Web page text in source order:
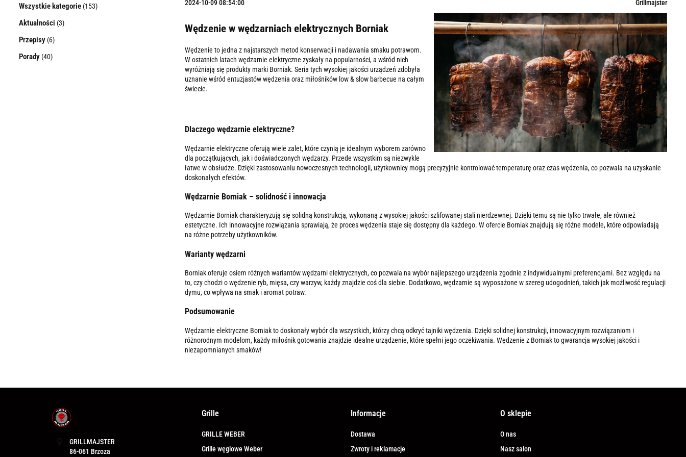
Wszystkie kategorie (153)
Aktualności (3)
Przepisy (6)
Porady (40)
2024-10-09 08:54:00 Grillmajster
Wędzenie w wędzarniach elektrycznych Borniak
Wędzenie to jedna z najstarszych metod konserwacji i nadawania smaku potrawom.
W ostatnich latach wędzarnie elektryczne zyskały na popularności, a wśród nich
wyróżniają się produkty marki Borniak. Seria tych wysokiej jakości urządzeń zdobyła
uznanie wśród entuzjastów wędzenia oraz miłośników low & slow barbecue na całym
świecie.
Dlaczego wędzarnie elektryczne?
Wędzarnie elektryczne oferują wiele zalet, które czynią je idealnym wyborem zarówno
dla początkujących, jak i doświadczonych wędzarzy. Przede wszystkim są niezwykle
łatwe w obsłudze. Dzięki zastosowaniu nowoczesnych technologii, użytkownicy mogą precyzyjnie kontrolować temperaturę oraz czas wędzenia, co pozwala na uzyskanie
doskonałych efektów.
Wędzarnie Borniak – solidność i innowacja
Wędzarnie Borniak charakteryzują się solidną konstrukcją, wykonaną z wysokiej jakości szlifowanej stali nierdzewnej. Dzięki temu są nie tylko trwałe, ale również
estetyczne. Ich innowacyjne rozwiązania sprawiają, że proces wędzenia staje się dostępny dla każdego. W ofercie Borniak znajdują się różne modele, które odpowiadają
na różne potrzeby użytkowników.
Warianty wędzarni
Borniak oferuje osiem różnych wariantów wędzarni elektrycznych, co pozwala na wybór najlepszego urządzenia zgodnie z indywidualnymi preferencjami. Bez względu na
to, czy chodzi o wędzenie ryb, mięsa, czy warzyw, każdy znajdzie coś dla siebie. Dodatkowo, wędzarnie są wyposażone w szereg udogodnień, takich jak możliwość regulacji
dymu, co wpływa na smak i aromat potraw.
Podsumowanie
Wędzarnie elektryczne Borniak to doskonały wybór dla wszystkich, którzy chcą odkryć tajniki wędzenia. Dzięki solidnej konstrukcji, innowacyjnym rozwiązaniom i
różnorodnym modelom, każdy miłośnik gotowania znajdzie idealne urządzenie, które spełni jego oczekiwania. Wędzenie z Borniak to gwarancja wysokiej jakości i
niezapomnianych smaków!
GRILLMAJSTER
86-061 Brzoza
Grille
GRILLE WEBER
Grille węglowe Weber
Informacje
Dostawa
Zwroty i reklamacje
O sklepie
O nas
Nasz salon